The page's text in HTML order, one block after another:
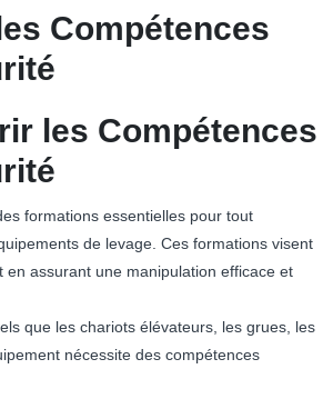
Compétences
les Compétences
formations essentielles pour tout
de levage. Ces formations visent
assurant une manipulation efficace et
que les chariots élévateurs, les grues, les
nécessite des compétences